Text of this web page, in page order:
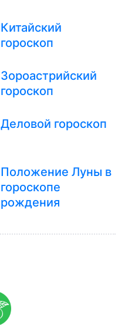
Китайский
гороскоп
Зороастрийский
гороскоп
Деловой гороскоп
Положение Луны в
гороскопе
рождения